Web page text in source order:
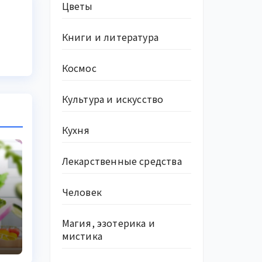
Цветы
Книги и литература
Космос
Культура и искусство
Кухня
Лекарственные средства
Человек
Магия, эзотерика и
мистика